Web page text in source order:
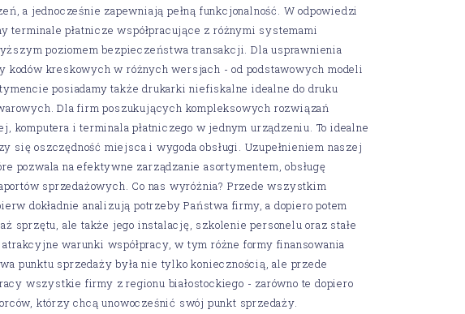
a jednocześnie zapewniają pełną funkcjonalność. W odpowiedzi
terminale płatnicze współpracujące z różnymi systemami
poziomem bezpieczeństwa transakcji. Dla usprawnienia
kreskowych w różnych wersjach - od podstawowych modeli
posiadamy także drukarki niefiskalne idealne do druku
Dla firm poszukujących kompleksowych rozwiązań
i terminala płatniczego w jednym urządzeniu. To idealne
oszczędność miejsca i wygoda obsługi. Uzupełnieniem naszej
pozwala na efektywne zarządzanie asortymentem, obsługę
sprzedażowych. Co nas wyróżnia? Przede wszystkim
dokładnie analizują potrzeby Państwa firmy, a dopiero potem
sprzętu, ale także jego instalację, szkolenie personelu oraz stałe
warunki współpracy, w tym różne formy finansowania
punktu sprzedaży była nie tylko koniecznością, ale przede
wszystkie firmy z regionu białostockiego - zarówno te dopiero
którzy chcą unowocześnić swój punkt sprzedaży.